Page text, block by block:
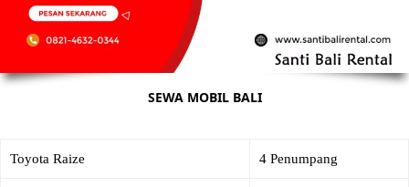
SEWA MOBIL BALI
Toyota Raize 4 Penumpang